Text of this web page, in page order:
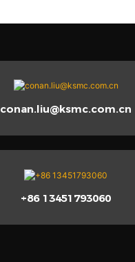
conan.liu@ksmc.com.cn
+86 13451793060